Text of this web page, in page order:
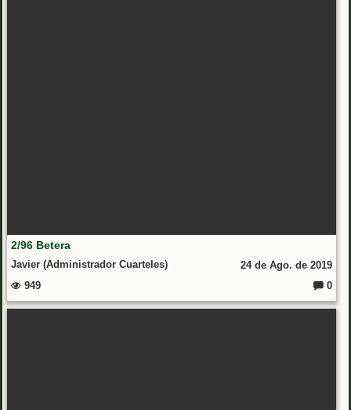
2/96 Betera
Javier (Administrador Cuarteles)
24 de Ago. de 2019
949
0